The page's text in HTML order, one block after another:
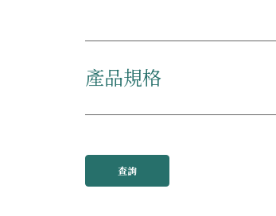
產品規格
查詢